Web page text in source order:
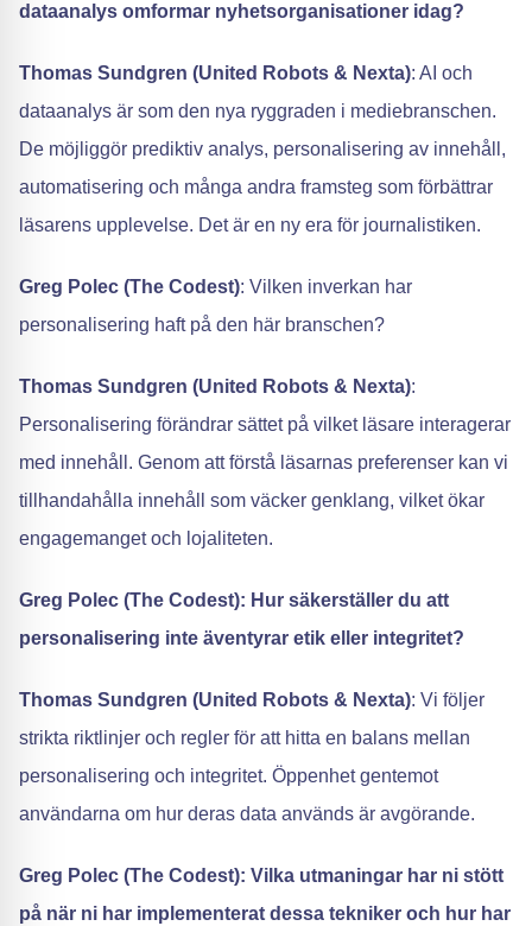
dataanalys omformar nyhetsorganisationer idag?
Thomas Sundgren (United Robots & Nexta): AI och
dataanalys är som den nya ryggraden i mediebranschen.
De möjliggör prediktiv analys, personalisering av innehåll,
automatisering och många andra framsteg som förbättrar
läsarens upplevelse. Det är en ny era för journalistiken.
Greg Polec (The Codest): Vilken inverkan har
personalisering haft på den här branschen?
Thomas Sundgren (United Robots & Nexta):
Personalisering förändrar sättet på vilket läsare interagerar
med innehåll. Genom att förstå läsarnas preferenser kan vi
tillhandahålla innehåll som väcker genklang, vilket ökar
engagemanget och lojaliteten.
Greg Polec (The Codest): Hur säkerställer du att
personalisering inte äventyrar etik eller integritet?
Thomas Sundgren (United Robots & Nexta): Vi följer
strikta riktlinjer och regler för att hitta en balans mellan
personalisering och integritet. Öppenhet gentemot
användarna om hur deras data används är avgörande.
Greg Polec (The Codest): Vilka utmaningar har ni stött
på när ni har implementerat dessa tekniker och hur har